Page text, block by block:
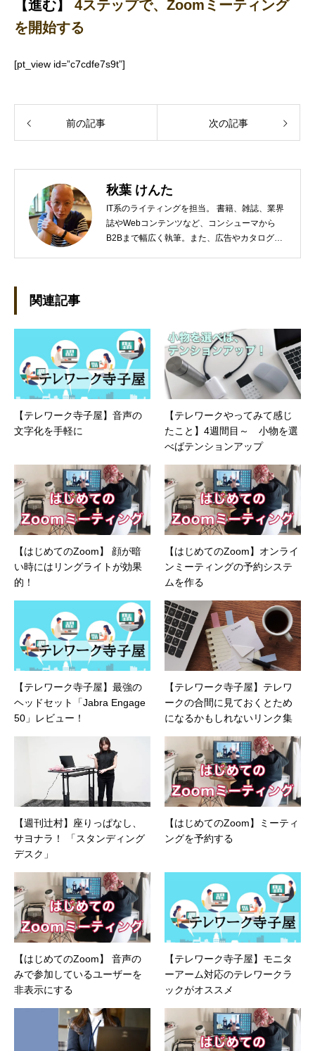
【進む】 4ステップで、Zoomミーティング
を開始する
[pt_view id=”c7cdfe7s9t”]
前の記事 次の記事
秋葉 けんた
IT系のライティングを担当。 書籍、雑誌、業界
誌やWebコンテンツなど、コンシューマから
B2Bまで幅広く執筆。また、広告やカタログ、
ージ（SAN/NAS/LTO/SASなど）、セキュリテ
ィ（BIOS/UTM/情報漏えい対策/デザスタリカバ
リ/内部統制・コンプライアンス/ネットワーク
セキュリティ/メールセキュリティなど）、ネッ
トワーク（KVMスイッチ/グループウェア/サー
バ/資産管理/シンクライアント/ホスティングな
ど）、その他（.NET/BI/カタログ/各種戦略/導入
事例/パートナー取材など）…ほか、多数執筆。
●連絡先 メール：kenta@office-mica.com
関連記事
【テレワーク寺子屋】音声の
文字化を手軽に
【テレワークやってみて感じ
たこと】4週間目～ 小物を選
べばテンションアップ
【はじめてのZoom】 顔が暗
い時にはリングライトが効果
的！
【はじめてのZoom】オンライ
ンミーティングの予約システ
ムを作る
【テレワーク寺子屋】最強の
ヘッドセット「Jabra Engage
50」レビュー！
【テレワーク寺子屋】テレワ
ークの合間に見ておくとため
になるかもしれないリンク集
【週刊辻村】座りっぱなし、
サヨナラ！ 「スタンディング
デスク」
【はじめてのZoom】ミーティ
ングを予約する
【はじめてのZoom】 音声の
みで参加しているユーザーを
非表示にする
【テレワーク寺子屋】モニタ
ーアーム対応のテレワークラ
ックがオススメ